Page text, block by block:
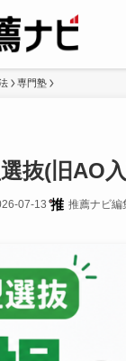
専門塾
抜(旧AO
07-13 推薦ナビ編